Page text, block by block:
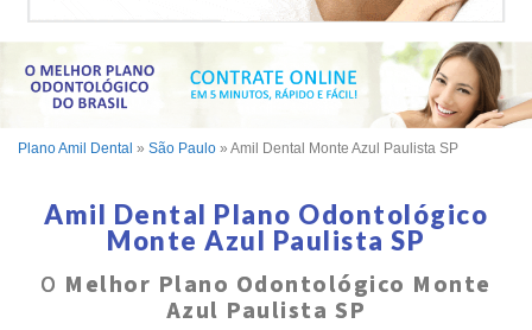
Plano Amil Dental » São Paulo » Amil Dental Monte Azul Paulista SP
Amil Dental Plano Odontológico
Monte Azul Paulista SP
O Melhor Plano Odontológico Monte
Azul Paulista SP